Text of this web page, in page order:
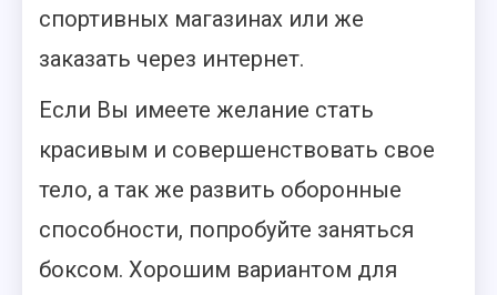
спортивных магазинах или же
заказать через интернет.
Если Вы имеете желание стать
красивым и совершенствовать свое
тело, а так же развить оборонные
способности, попробуйте заняться
боксом. Хорошим вариантом для